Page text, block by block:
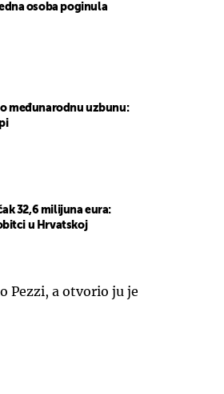
osoba poginula
međunarodnu uzbunu:
32,6 milijuna eura:
u Hrvatskoj
Pezzi, a otvorio ju je